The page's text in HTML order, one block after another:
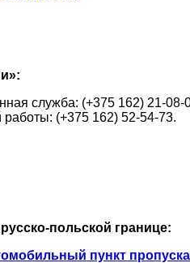
служба: (+375 162) 21-08-
работы: (+375 162) 52-54-73.
польской границе:
пункт